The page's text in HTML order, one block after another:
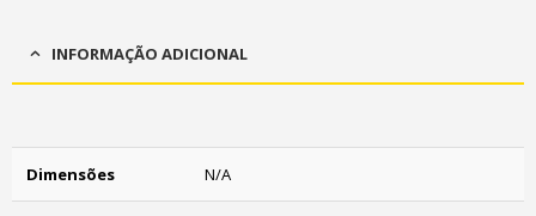
INFORMAÇÃO ADICIONAL
Dimensões N/A